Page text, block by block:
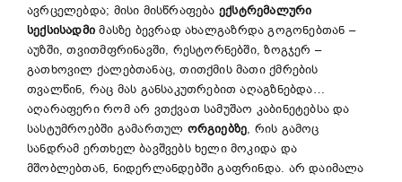
ავრცელებდა; მისი მისწრაფება ექსტრემალური
სექსისადმი მასზე ბევრად ახალგაზრდა გოგონებთან –
აუზში, თვითმფრინავში, რესტორნებში, ზოგჯერ –
გათხოვილ ქალებთანაც, თითქმის მათი ქმრების
თვალწინ, რაც მას განსაკუთრებით აღაგზნებდა…
აღარაფერი რომ არ ვთქვათ სამუშაო კაბინეტებსა და
სასტუმროებში გამართულ ორგიებზე, რის გამოც
სანდრამ ერთხელ ბავშვებს ხელი მოკიდა და
მშობლებთან, ნიდერლანდებში გაფრინდა. არ დაიმალა